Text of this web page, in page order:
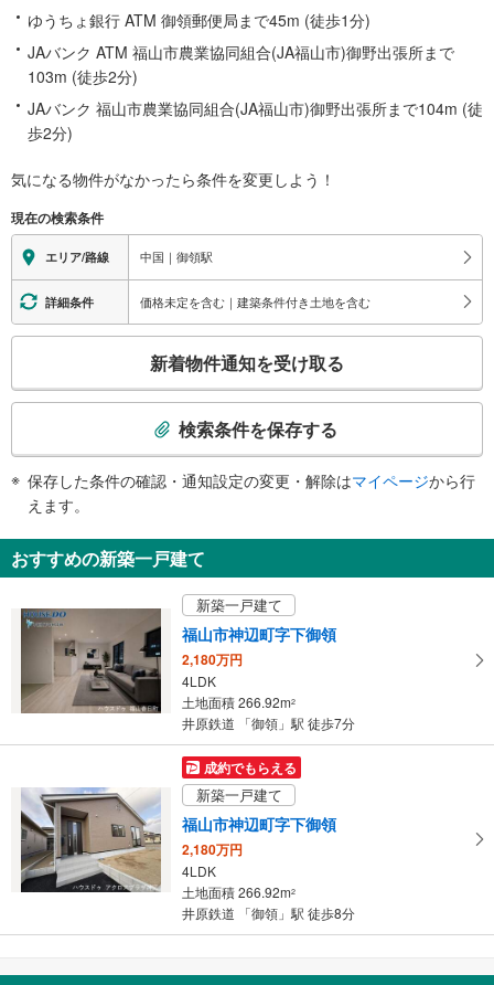
ゆうちょ銀行 ATM 御領郵便局まで45m (徒歩1分)
JAバンク ATM 福山市農業協同組合(JA福山市)御野出張所まで
103m (徒歩2分)
JAバンク 福山市農業協同組合(JA福山市)御野出張所まで104m (徒
歩2分)
気になる物件がなかったら条件を変更しよう！
現在の検索条件
エリア/路線 中国｜御領駅
詳細条件 価格未定を含む｜建築条件付き土地を含む
検
知
を
け
・
条
マ
イ
ペ
ー
ジ
保
す
新着物件通知を受け取る
検索条件を保存する
保存した条件の確認・通知設定の変更・解除はマイページから行
えます。
おすすめの新築一戸建て
新築一戸建て
福山市神辺町字下御領
2,180万円
4LDK
土地面積 266.92m2
井原鉄道 「御領」駅 徒歩7分
成約でもらえる
新築一戸建て
福山市神辺町字下御領
2,180万円
4LDK
土地面積 266.92m2
井原鉄道 「御領」駅 徒歩8分